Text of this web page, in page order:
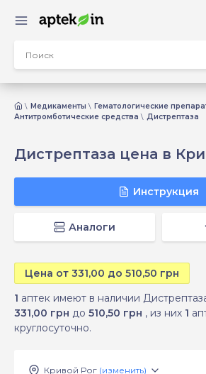
Медикаменты
Гематологические
Антитромботические средства
Дистрептаза
Дистрептаза цена в
Инструкция
Аналоги
Цена от 331,00 до 510,50 грн
1 аптек имеют в наличии
331,00 грн до 510,50 грн , из них 1
круглосуточно.
Кривой Рог (изменить)